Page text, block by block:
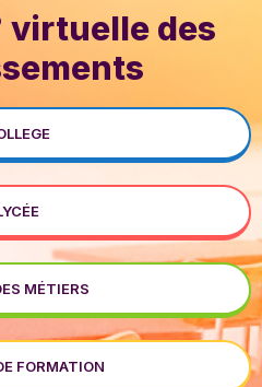
virtuelle des
MÉTIERS
FORMATION